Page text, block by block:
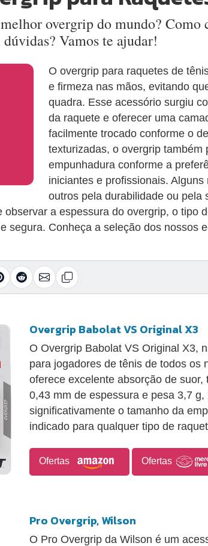
overgrip do mundo?
Vamos te ajudar!
O overgrip para raquetes de
e firmeza nas mãos, evitando
quadra. Esse acessório surgiu
da raquete e oferecer uma
facilmente trocado conforme o
texturizadas, o overgrip
empunhadura conforme a
iniciantes e profissionais.
outros pela durabilidade ou pela
a espessura do overgrip, o tipo
segura. Conheça a seleção dos nossos
Overgrip Babolat VS Original X3
O Overgrip Babolat VS Original X3,
para jogadores de tênis de todos os
oferece excelente absorção de
0,43 mm de espessura e pesa 3,7
significativamente o tamanho da
indicado para qualquer tipo de
Ofertas Ofertas
Pro Overgrip, Wilson
O Pro Overgrip da Wilson é um